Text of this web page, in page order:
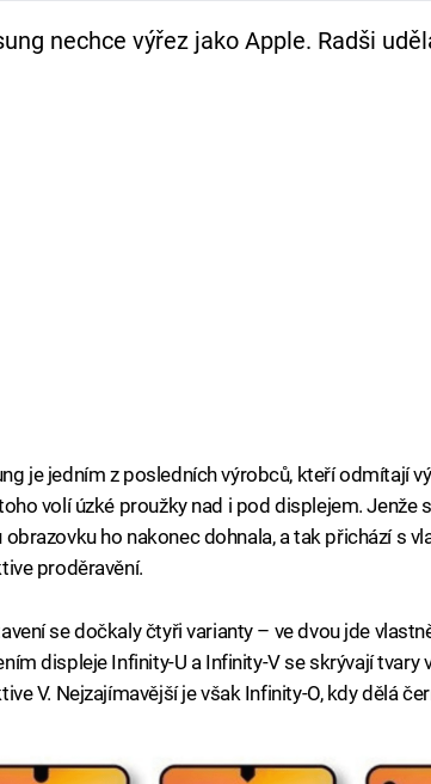
nechce výřez jako Apple. Radši
je jedním z posledních výrobců, kteří odmítají
volí úzké proužky nad i pod displejem. Jenže
obrazovku ho nakonec dohnala, a tak přichází s
proděravění.
se dočkaly čtyři varianty – ve dvou jde
displeje Infinity-U a Infinity-V se skrývají tvary
V. Nejzajímavější je však Infinity-O, kdy dělá